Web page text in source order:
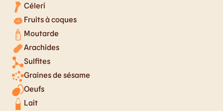
Céleri
Fruits à coques
Moutarde
Arachides
Sulfites
Graines de sésame
Oeufs
Lait